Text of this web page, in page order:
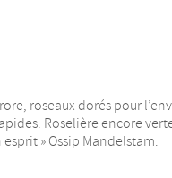
roseaux dorés pour
Roselière encore
» Ossip Mandelstam.